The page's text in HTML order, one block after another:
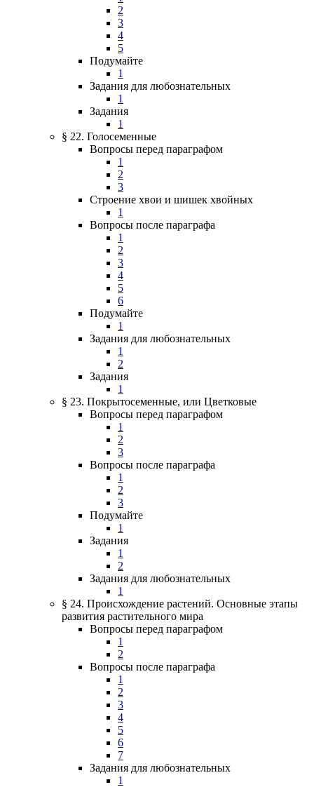
2
3
4
5
Подумайте
1
Задания для любознательных
1
Задания
1
§ 22. Голосеменные
Вопросы перед параграфом
1
2
3
Строение хвои и шишек хвойных
1
Вопросы после параграфа
1
2
3
4
5
6
Подумайте
1
Задания для любознательных
1
2
Задания
1
§ 23. Покрытосеменные, или Цветковые
Вопросы перед параграфом
1
2
3
Вопросы после параграфа
1
2
3
Подумайте
1
Задания
1
2
Задания для любознательных
1
§ 24. Происхождение растений. Основные этапы
развития растительного мира
Вопросы перед параграфом
1
2
Вопросы после параграфа
1
2
3
4
5
6
7
Задания для любознательных
1